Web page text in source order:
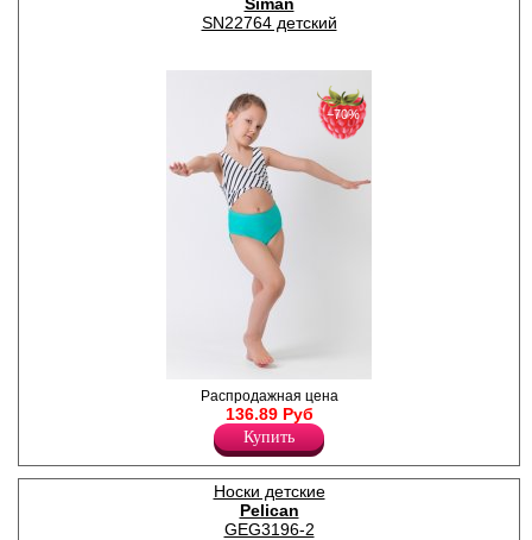
SN22764 детский
Слитный купальник для
девочек с рисунком полоска,
съемной чашечкой на
тонком поролоне.
Полиамид 82%
Спандекс 18%
−70%
Распродажная цена
136.89 Руб
Купить
Носки детские
Pelican
GEG3196-2